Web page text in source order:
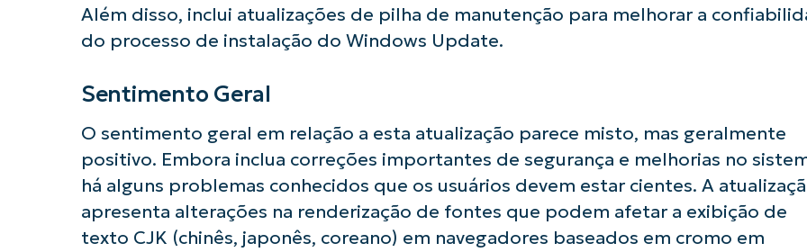
Além disso, inclui atualizações de pilha de manutenção para melhorar a
do processo de instalação do Windows Update.
Sentimento Geral
O sentimento geral em relação a esta atualização parece misto, mas geralmente
positivo. Embora inclua correções importantes de segurança e melhorias no
há alguns problemas conhecidos que os usuários devem estar cientes. A
apresenta alterações na renderização de fontes que podem afetar a exibição de
texto CJK (chinês, japonês, coreano) em navegadores baseados em cromo em
Comece a usar as análises de KB orientadas por IA do
Phone
number*
País